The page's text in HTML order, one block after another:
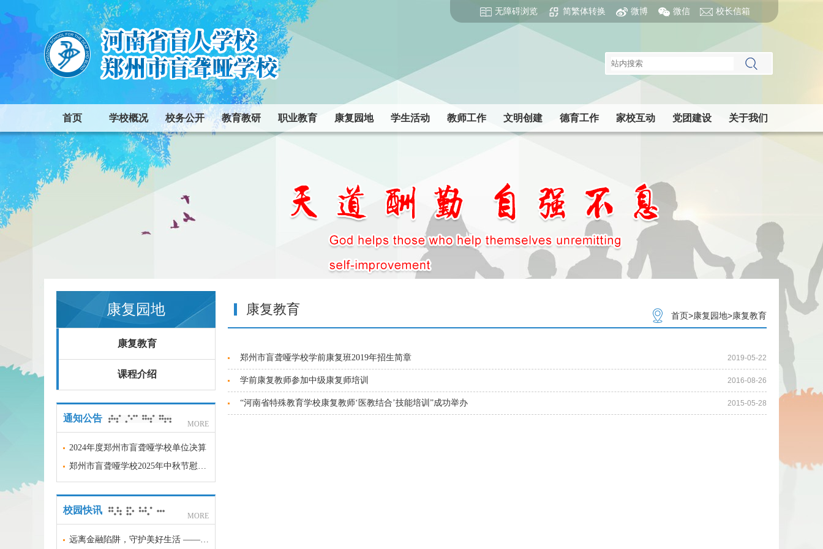
无障碍浏览 简繁体转换 微博 微信 校长信箱
首页 学校概况 校务公开 教育教研 职业教育 康复园地 学生活动 教师工作 文明创建 德育工作 家校互动 党团建设 关于我们
康复园地
康复教育
课程介绍
通知公告
MORE
2024年度郑州市盲聋哑学校单位决算
郑州市盲聋哑学校2025年中秋节慰问品项目采购意向
校园快讯
MORE
远离金融陷阱，守护美好生活 —— 郑州市盲聋哑学校金融安全科普宣传
康复教育 首页>康复园地>康复教育
郑州市盲聋哑学校学前康复班2019年招生简章 2019-05-22
学前康复教师参加中级康复师培训 2016-08-26
“河南省特殊教育学校康复教师‘医教结合’技能培训”成功举办 2015-05-28